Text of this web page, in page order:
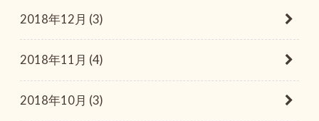
2018年12月 (3)
2018年11月 (4)
2018年10月 (3)